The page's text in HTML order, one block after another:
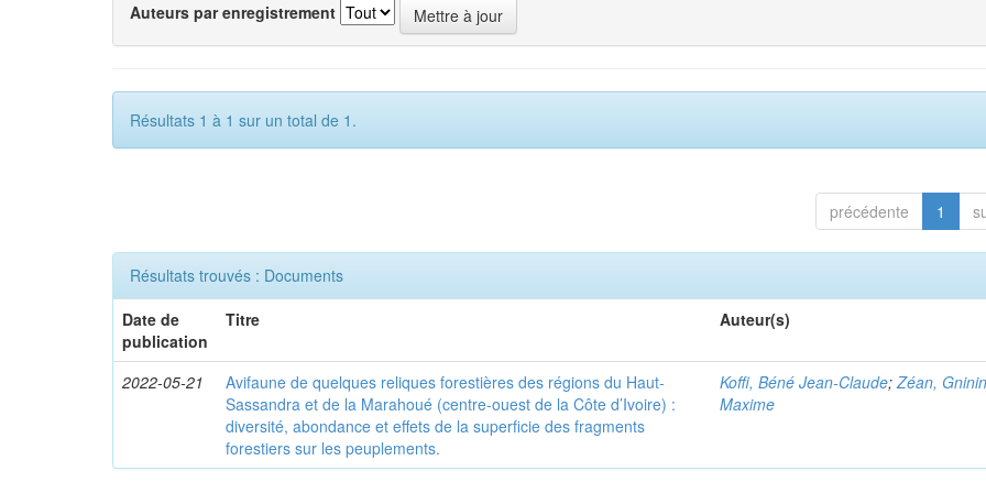
Auteurs par enregistrement
Résultats 1 à 1 sur un total de 1.
précédente 1
Résultats trouvés : Documents
Date de
publication
Titre Auteur(s)
2022-05-21
Avifaune de quelques reliques forestières des régions du Haut-
Sassandra et de la Marahoué (centre-ouest de la Côte d’Ivoire) :
diversité, abondance et effets de la superficie des fragments
forestiers sur les peuplements.
Koffi, Béné Jean-Claude;Zéan,
Maxime